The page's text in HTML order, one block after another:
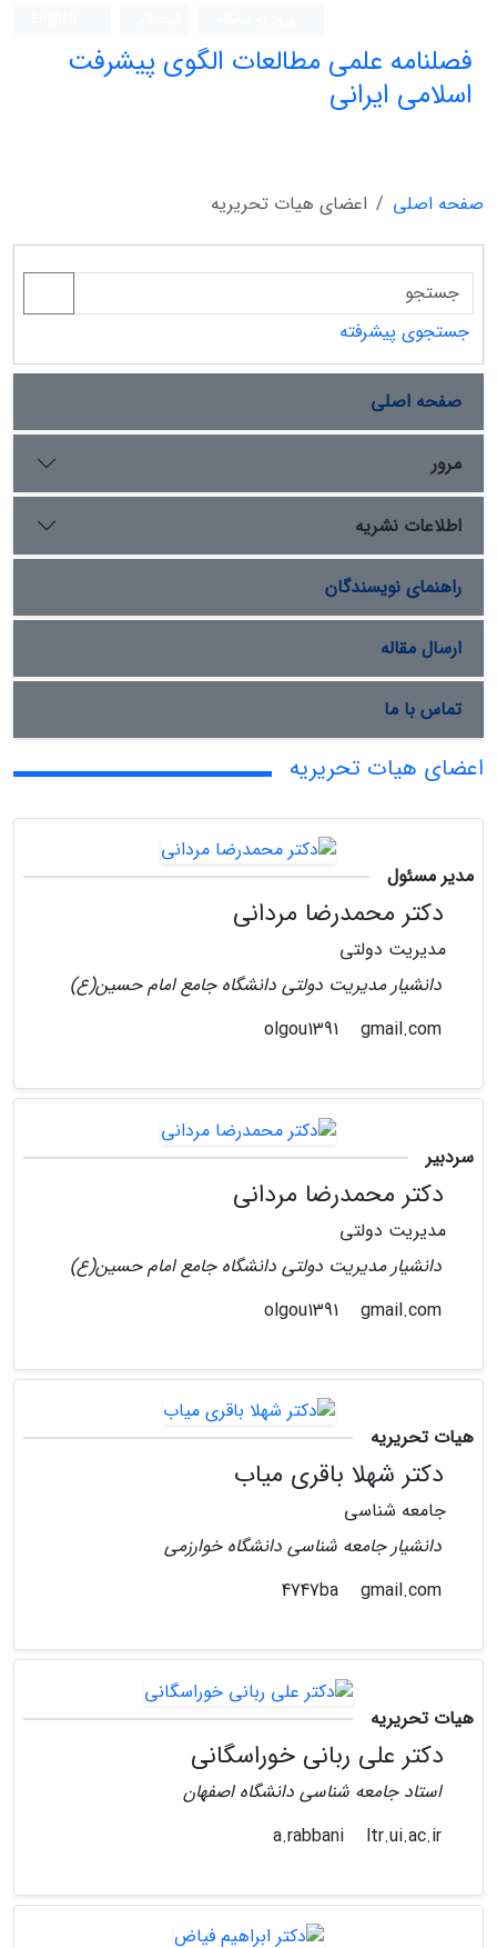
فصلنامه علمی مطالعات الگوی پیشرفت
اسلامی ایرانی
صفحه اصلی اعضای هیات تحریریه
جستجوی پیشرفته
صفحه اصلی
مرور
اطلاعات نشریه
راهنمای نویسندگان
ارسال مقاله
تماس با ما
اعضای هیات تحریریه
مدیر مسئول
دکتر محمدرضا مردانی
مدیریت دولتی
دانشیار مدیریت دولتی دانشگاه جامع امام حسین(ع)
gmail.com
سردبیر
دکتر محمدرضا مردانی
مدیریت دولتی
دانشیار مدیریت دولتی دانشگاه جامع امام حسین(ع)
gmail.com
هیات تحریریه
دکتر شهلا باقری میاب
جامعه شناسی
دانشیار جامعه شناسی دانشگاه خوارزمی
gmail.com
هیات تحریریه
دکتر علی ربانی خوراسگانی
استاد جامعه شناسی دانشگاه اصفهان
ltr.ui.ac.ir